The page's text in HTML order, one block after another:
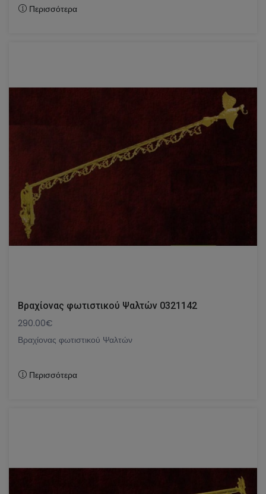
Περισσότερα
Βραχίονας φωτιστικού Ψαλτών 0321142
290.00€
Βραχίονας φωτιστικού Ψαλτών
Περισσότερα